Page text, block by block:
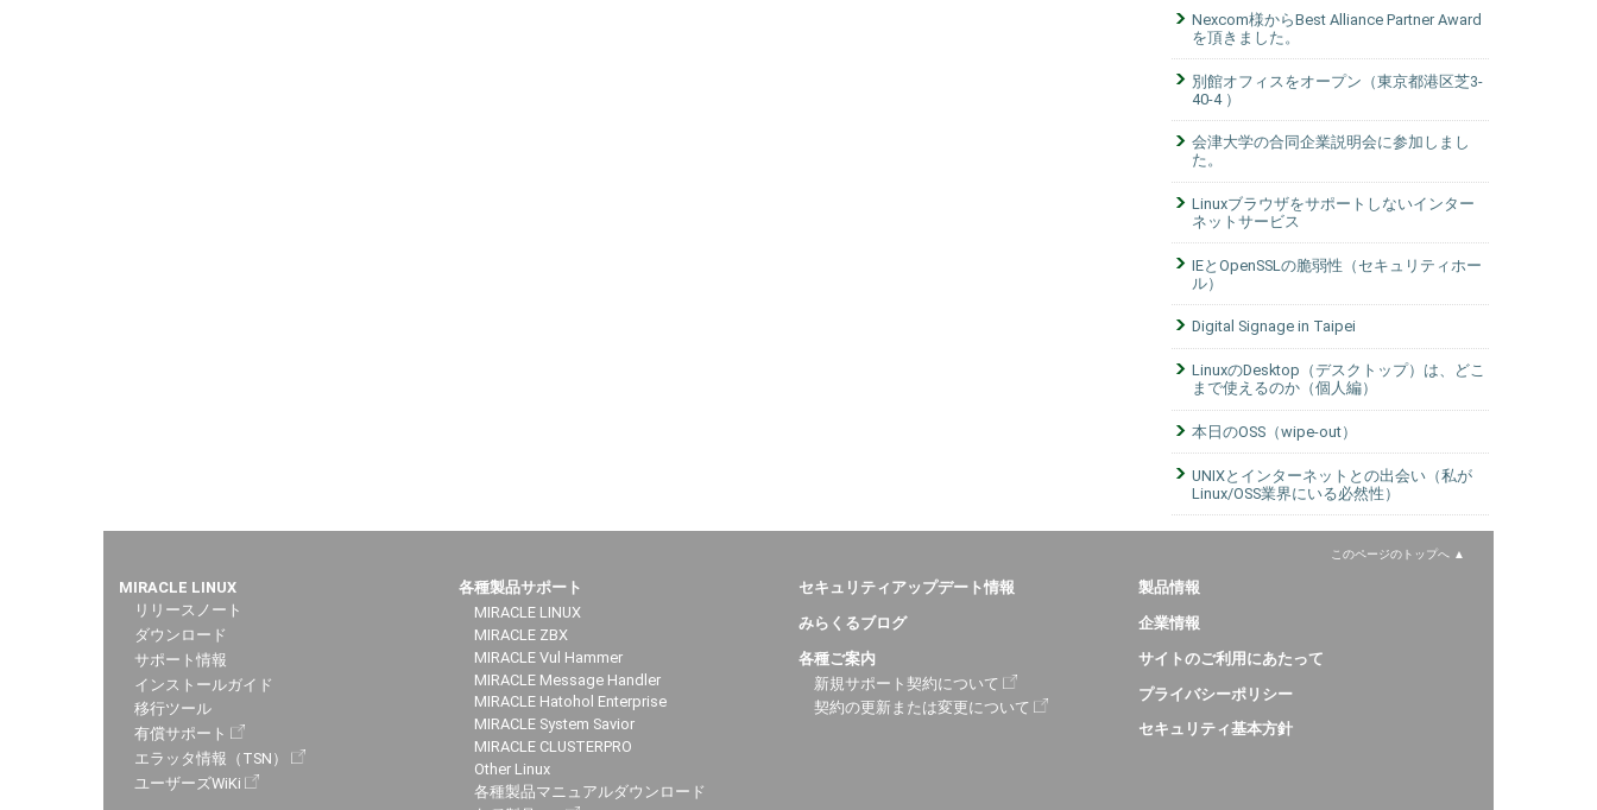
Nexcom様からBest Alliance Partner Award
を頂きました。
別館オフィスをオープン（東京都港区芝3-
40-4 ）
会津大学の合同企業説明会に参加しまし
た。
Linuxブラウザをサポートしないインター
ネットサービス
IEとOpenSSLの脆弱性（セキュリティホー
ル）
Digital Signage in Taipei
LinuxのDesktop（デスクトップ）は、どこ
まで使えるのか（個人編）
本日のOSS（wipe-out）
UNIXとインターネットとの出会い（私が
Linux/OSS業界にいる必然性）
このページのトップへ
MIRACLE LINUX
リリースノート
ダウンロード
サポート情報
インストールガイド
移行ツール
有償サポート
エラッタ情報（TSN）
ユーザーズWiKi
各種製品サポート
MIRACLE LINUX
MIRACLE ZBX
MIRACLE Vul Hammer
MIRACLE Message Handler
MIRACLE Hatohol Enterprise
MIRACLE System Savior
MIRACLE CLUSTERPRO
Other Linux
各種製品マニュアルダウンロード
セキュリティアップデート情報
みらくるブログ
各種ご案内
新規サポート契約について
契約の更新または変更について
製品情報
企業情報
サイトのご利用にあたって
プライバシーポリシー
セキュリティ基本方針